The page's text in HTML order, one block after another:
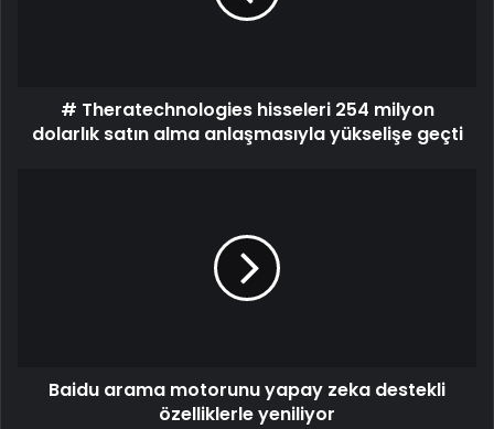
# Theratechnologies hisseleri 254 milyon
dolarlık satın alma anlaşmasıyla yükselişe geçti
Baidu arama motorunu yapay zeka destekli
özelliklerle yeniliyor